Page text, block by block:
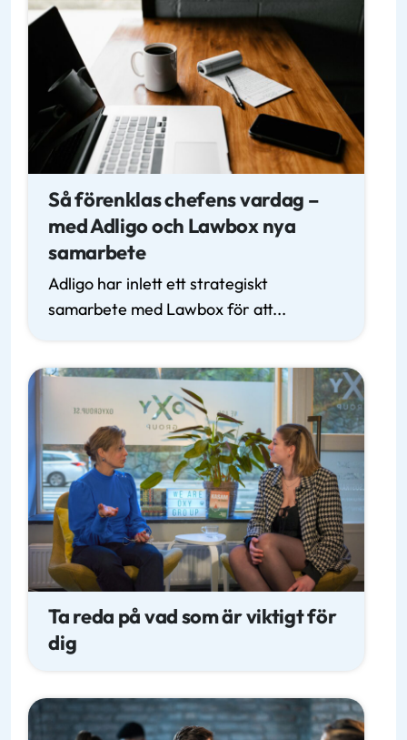
Så förenklas chefens vardag –
med Adligo och Lawbox nya
samarbete
Adligo har inlett ett strategiskt
samarbete med Lawbox för att...
Ta reda på vad som är viktigt för
dig